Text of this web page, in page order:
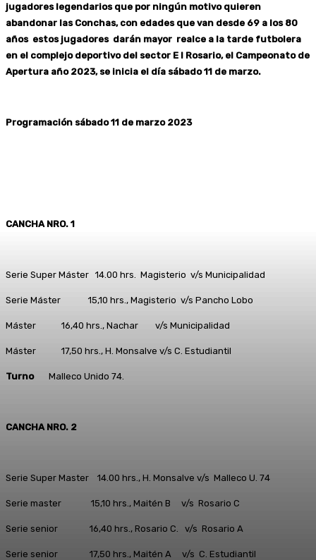
jugadores legendarios que por ningún motivo quieren
abandonar las Conchas, con edades que van desde 69 a los 80
años estos jugadores darán mayor realce a la tarde futbolera
en el complejo deportivo del sector E l Rosario, el Campeonato de
Apertura año 2023, se inicia el día sábado 11 de marzo.
Programación sábado 11 de marzo 2023
CANCHA NRO. 1
Serie Super Máster 14.00 hrs. Magisterio v/s Municipalidad
Serie Máster 15,10 hrs., Magisterio v/s Pancho Lobo
Máster 16,40 hrs., Nachar v/s Municipalidad
Máster 17,50 hrs., H. Monsalve v/s C. Estudiantil
Turno Malleco Unido 74.
CANCHA NRO. 2
Serie Super Master 14.00 hrs., H. Monsalve v/s Malleco U. 74
Serie master 15,10 hrs., Maitén B v/s Rosario C
Serie senior 16,40 hrs., Rosario C. v/s Rosario A
Serie senior 17,50 hrs., Maitén A v/s C. Estudiantil